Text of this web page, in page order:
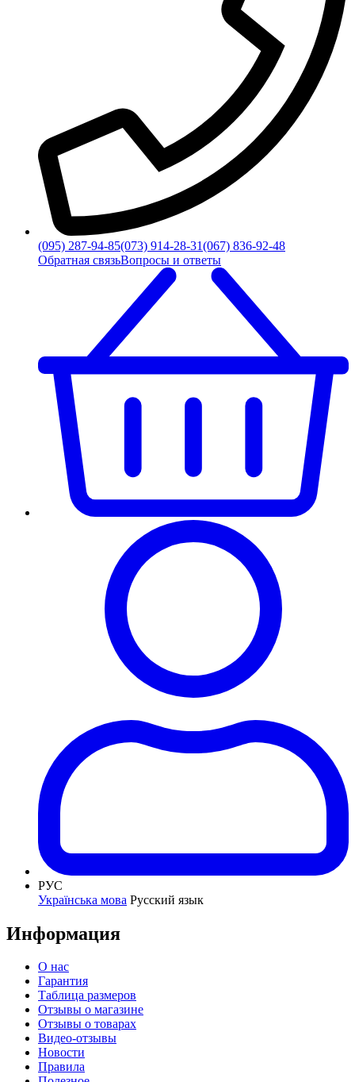
(095) 287-94-85(073) 914-28-31(067) 836-92-48
Обратная связьВопросы и ответы
РУС
Українська мова Русский язык
Информация
О нас
Гарантия
Таблица размеров
Отзывы о магазине
Отзывы о товарах
Видео-отзывы
Новости
Правила